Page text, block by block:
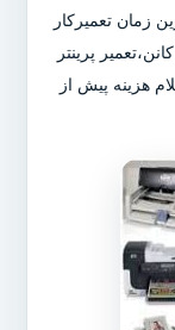
زمان تعمیرکار
پرینتر
هزینه پیش از